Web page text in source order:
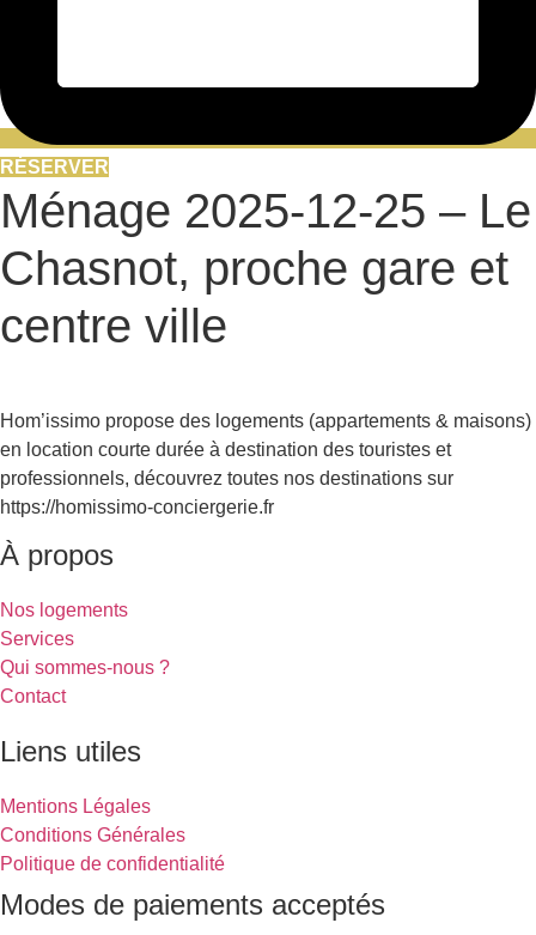
RÉSERVER
Ménage 2025-12-25 – Le
Chasnot, proche gare et
centre ville
Hom’issimo propose des logements (appartements & maisons)
en location courte durée à destination des touristes et
professionnels, découvrez toutes nos destinations sur
https://homissimo-conciergerie.fr
À propos
Nos logements
Services
Qui sommes-nous ?
Contact
Liens utiles
Mentions Légales
Conditions Générales
Politique de confidentialité
Modes de paiements acceptés